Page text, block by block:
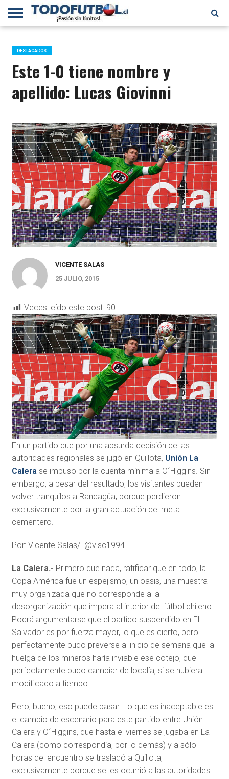
PRIMERA
B
SELECCIÓN
CHILENA
CHILENOS
EN EL
MUNDO
FÚTBOL
INTERNACIONAL
DESTACADOS
Este 1-0 tiene nombre y
apellido: Lucas Giovinni
VICENTE SALAS
25 JULIO, 2015
Veces leído este post: 90
En un partido que por una absurda decisión de las
autoridades regionales se jugó en Quillota, Unión La
Calera se impuso por la cuenta mínima a O´Higgins. Sin
embargo, a pesar del resultado, los visitantes pueden
volver tranquilos a Rancagüa, porque perdieron
exclusivamente por la gran actuación del meta
cementero.
Por: Vicente Salas/ @visc1994
La Calera.- Primero que nada, ratificar que en todo, la
Copa América fue un espejismo, un oasis, una muestra
muy organizada que no corresponde a la
desorganización que impera al interior del fútbol chileno.
Podrá argumentarse que el partido suspendido en El
Salvador es por fuerza mayor, lo que es cierto, pero
perfectamente pudo preverse al inicio de semana que la
huelga de los mineros haría inviable ese cotejo, que
perfectamente pudo cambiar de localía, si se hubiera
modificado a tiempo.
Pero, bueno, eso puede pasar. Lo que es inaceptable es
el cambio de escenario para este partido entre Unión
Calera y O´Higgins, que hasta el viernes se jugaba en La
Calera (como correspondía, por lo demás) y a sólo
horas del encuentro se trasladó a Quillota,
exclusivamente porque se les ocurrió a las autoridades